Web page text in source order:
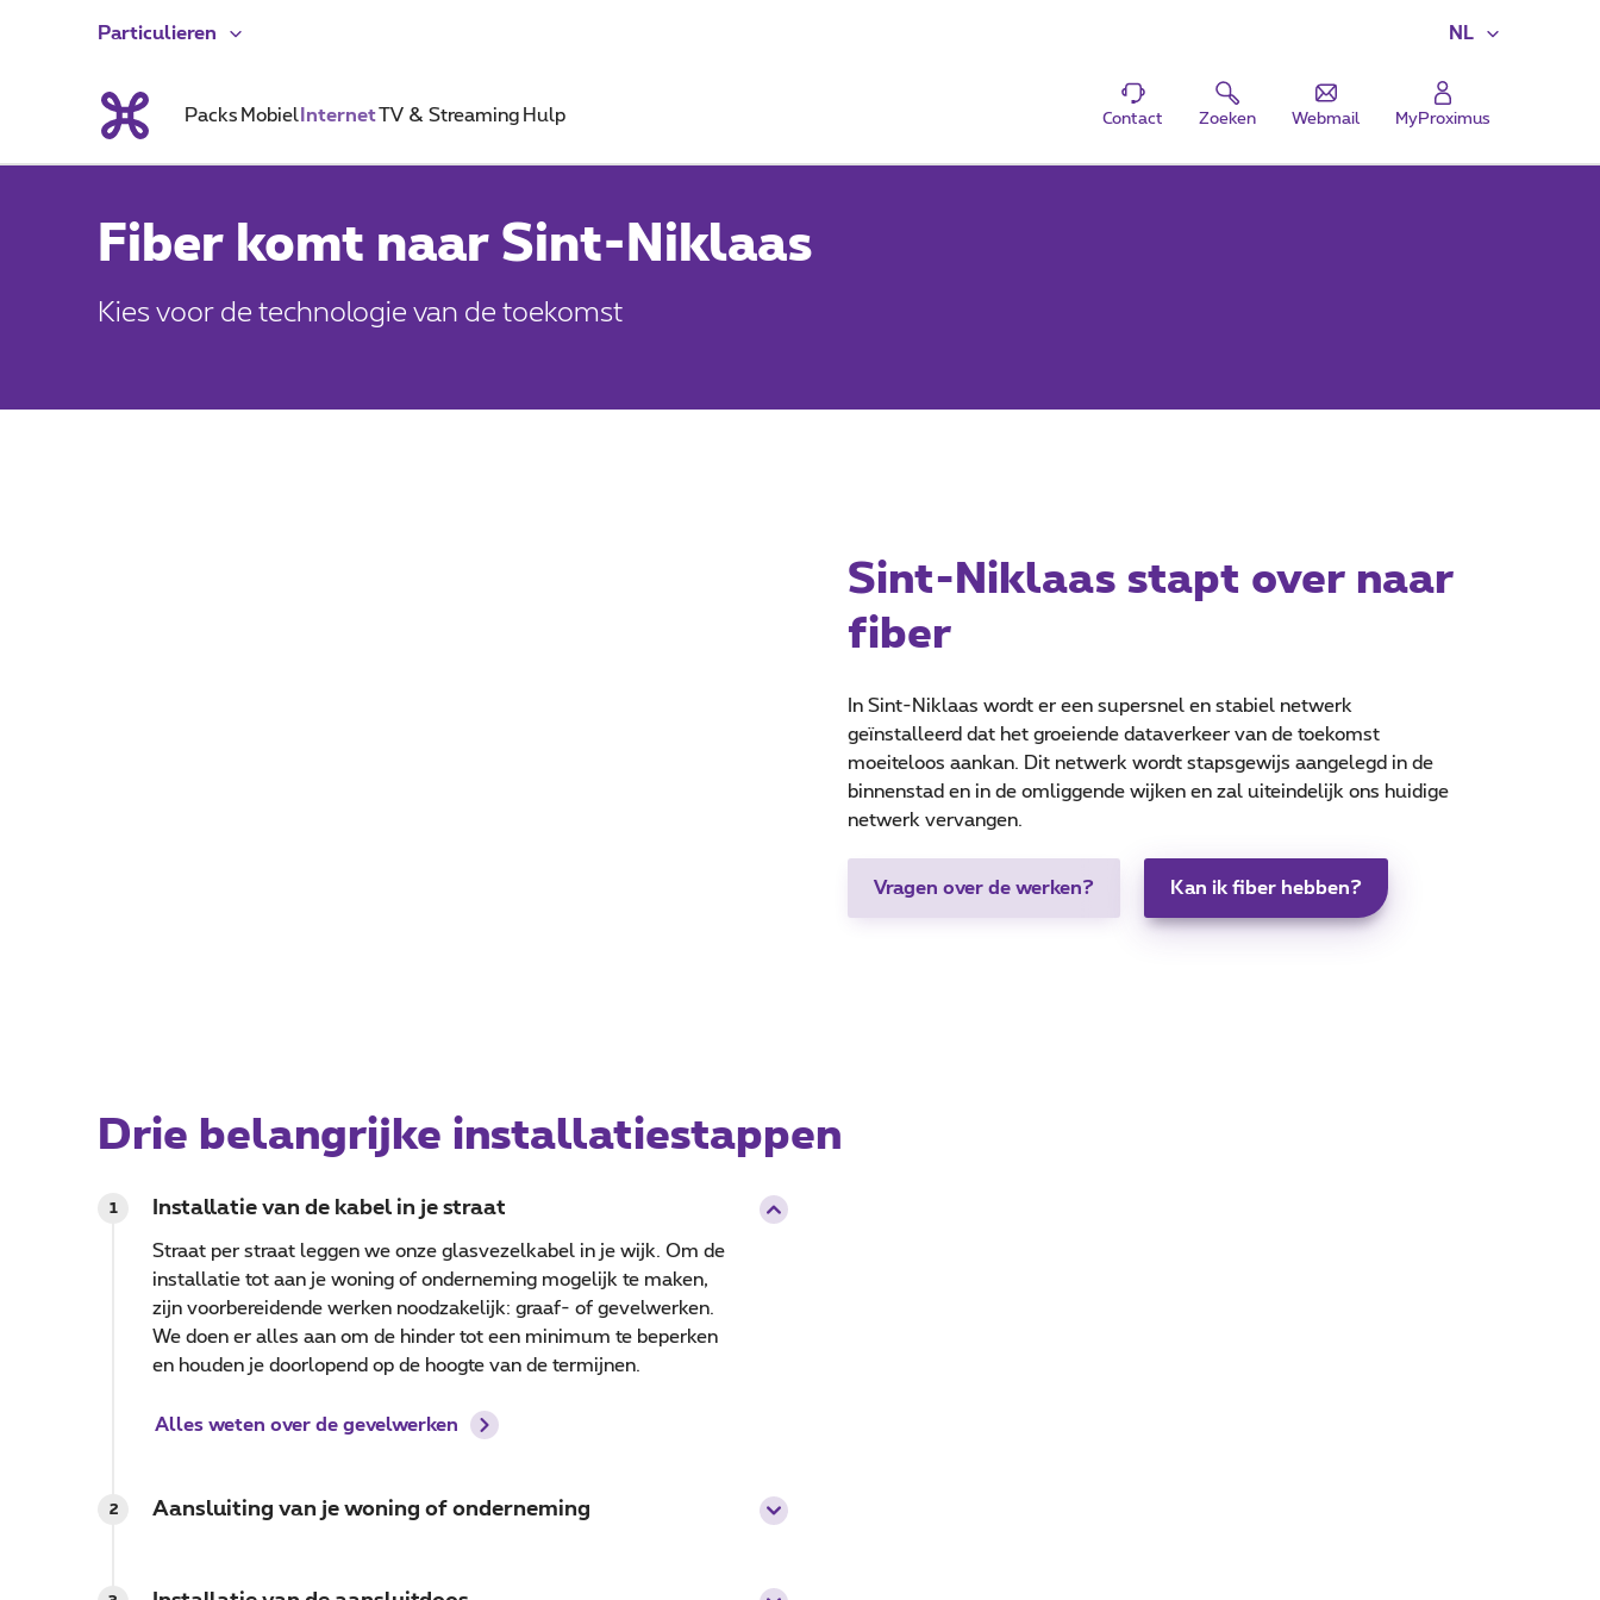
NL
Particulieren
Packs Mobiel InternetTV & Streaming Hulp Contact Zoeken Webmail MyProximus
Fiber komt naar Sint-Niklaas
Kies voor de technologie van de toekomst
Sint-Niklaas stapt over naar
fiber
In Sint-Niklaas wordt er een supersnel en stabiel netwerk
geïnstalleerd dat het groeiende dataverkeer van de toekomst
moeiteloos aankan. Dit netwerk wordt stapsgewijs aangelegd in de
binnenstad en in de omliggende wijken en zal uiteindelijk ons huidige
netwerk vervangen.
Kan ik fiber hebben?
Vragen over de werken?
Drie belangrijke installatiestappen
1 Installatie van de kabel in je straat
Straat per straat leggen we onze glasvezelkabel in je wijk. Om de
installatie tot aan je woning of onderneming mogelijk te maken,
zijn voorbereidende werken noodzakelijk: graaf- of gevelwerken.
We doen er alles aan om de hinder tot een minimum te beperken
en houden je doorlopend op de hoogte van de termijnen.
Alles weten over de gevelwerken
2 Aansluiting van je woning of onderneming